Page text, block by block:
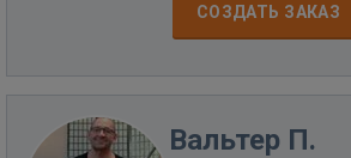
СОЗДАТЬ ЗАКАЗ
Вальтер П.